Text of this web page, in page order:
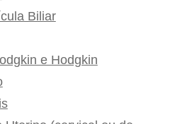
Biliar
e Hodgkin